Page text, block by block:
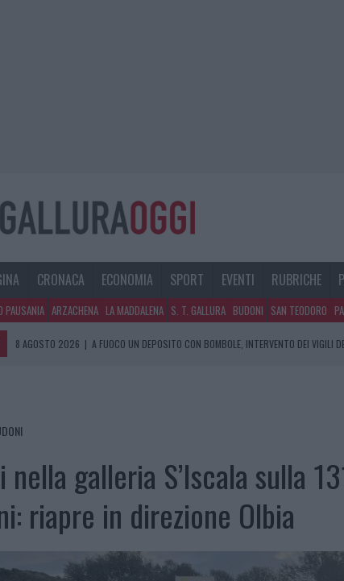
CRONACA ECONOMIA SPORT EVENTI RUBRICHE
PAUSANIA ARZACHENA LA MADDALENA S. T. GALLURA BUDONI SAN TEODORO
8 AGOSTO 2026 | A FUOCO UN DEPOSITO CON BOMBOLE, INTERVENTO DEI VIGILI
nella galleria S’Iscala sulla
riapre in direzione Olbia